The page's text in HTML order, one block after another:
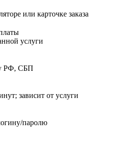
или карточке заказа
услуги
РФ, СБП
зависит от услуги
паролю